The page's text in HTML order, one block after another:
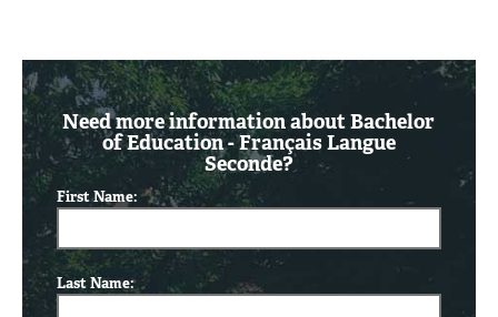
Need more information about Bachelor
of Education - Français Langue
Seconde?
First Name:
Last Name: